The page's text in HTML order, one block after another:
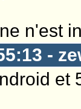
n'est
-
et